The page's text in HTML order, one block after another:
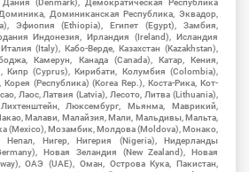
Дания (Denmark), Демократическая Республика
Доминиканская Республика, Эквадор,
Эфиопия (Ethiopia), Египет (Egypt), Замбия,
Индонезия, Ирландия (Ireland), Исландия
(Italy), Кабо-Верде, Казахстан (Kazakhstan),
Камерун, Канада (Canada), Катар, Кения,
Кипр (Cyprus), Кирибати, Колумбия (Colombia),
(Республика) (Korea Rep.), Коста-Рика, Кот-
Лаос, Латвия (Latvia), Лесото, Литва (Lithuania),
Люксембург, Мьянма, Маврикий,
Малави, Малайзия, Мали, Мальдивы, Мальта,
(Mexico), Мозамбик, Молдова (Moldova), Монако,
Непал, Нигер, Нигерия (Nigeria), Нидерланды
Новая Зеландия (New Zealand), Новая
ОАЭ (UAE), Оман, Острова Кука, Пакистан,